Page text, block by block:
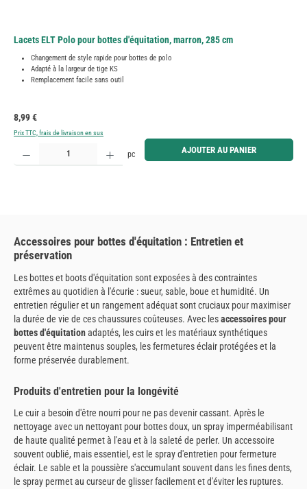
Lacets ELT Polo pour bottes d'équitation, marron, 285 cm
Changement de style rapide pour bottes de polo
Adapté à la largeur de tige KS
Remplacement facile sans outil
Prix régulier :
8,99 €
Prix TTC, frais de livraison en sus
Quantité de produit : Entrez la quantité souhaitée ou utilisez les boutons pour augmenter ou
pc AJOUTER AU PANIER
Accessoires pour bottes d'équitation : Entretien et
préservation
Les bottes et boots d'équitation sont exposées à des contraintes
extrêmes au quotidien à l'écurie : sueur, sable, boue et humidité. Un
entretien régulier et un rangement adéquat sont cruciaux pour maximiser
la durée de vie de ces chaussures coûteuses. Avec lesaccessoires pour
bottes d'équitationadaptés, les cuirs et les matériaux synthétiques
peuvent être maintenus souples, les fermetures éclair protégées et la
forme préservée durablement.
Produits d'entretien pour la longévité
Le cuir a besoin d'être nourri pour ne pas devenir cassant. Après le
nettoyage avec un nettoyant pour bottes doux, un spray imperméabilisant
de haute qualité permet à l'eau et à la saleté de perler. Un accessoire
souvent oublié, mais essentiel, est le spray d'entretien pour fermeture
éclair. Le sable et la poussière s'accumulant souvent dans les fines dents,
le spray permet au curseur de glisser facilement et d'éviter les ruptures.